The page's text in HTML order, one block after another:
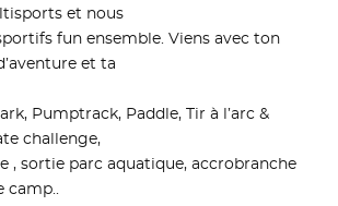
et nous
fun ensemble. Viens avec ton
et ta
Pumptrack, Paddle, Tir à l’arc &
challenge,
, sortie parc aquatique, accrobranche
camp..